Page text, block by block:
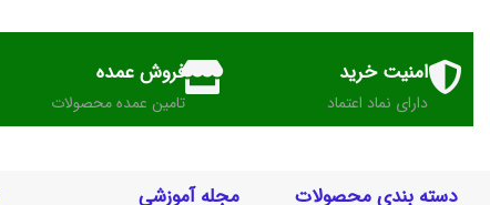
امنیت خرید
دارای نماد اعتماد
فروش عمده
تامین عمده محصولات
دسته بندی محصولات مجله آموزشی